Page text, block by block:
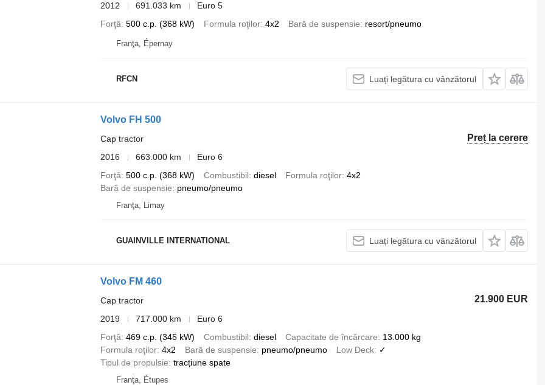
2012
691.033 km
Euro 5
Forţă 500 c.p. (368 kW) Formula roţilor 4x2 Bară de suspensie resort/pneumo
Franţa, Épernay
RFCN Luați legătura cu vânzătorul
Volvo FH 500
Preț la cerere
Cap tractor
2016
663.000 km
Euro 6
Forţă 500 c.p. (368 kW) Combustibil diesel Formula roţilor 4x2
Bară de suspensie
pneumo/pneumo
Franţa, Limay
GUAINVILLE INTERNATIONAL Luați legătura cu vânzătorul
Volvo FM 460
21.900 EUR
Cap tractor
2019
717.000 km
Euro 6
Forţă 469 c.p. (345 kW) Combustibil diesel Capacitate de încărcare
13.000 kg
Formula roţilor 4x2 Bară de suspensie pneumo/pneumo Low Deck
✓
Tipul de propulsie tracțiune spate
Franţa, Étupes